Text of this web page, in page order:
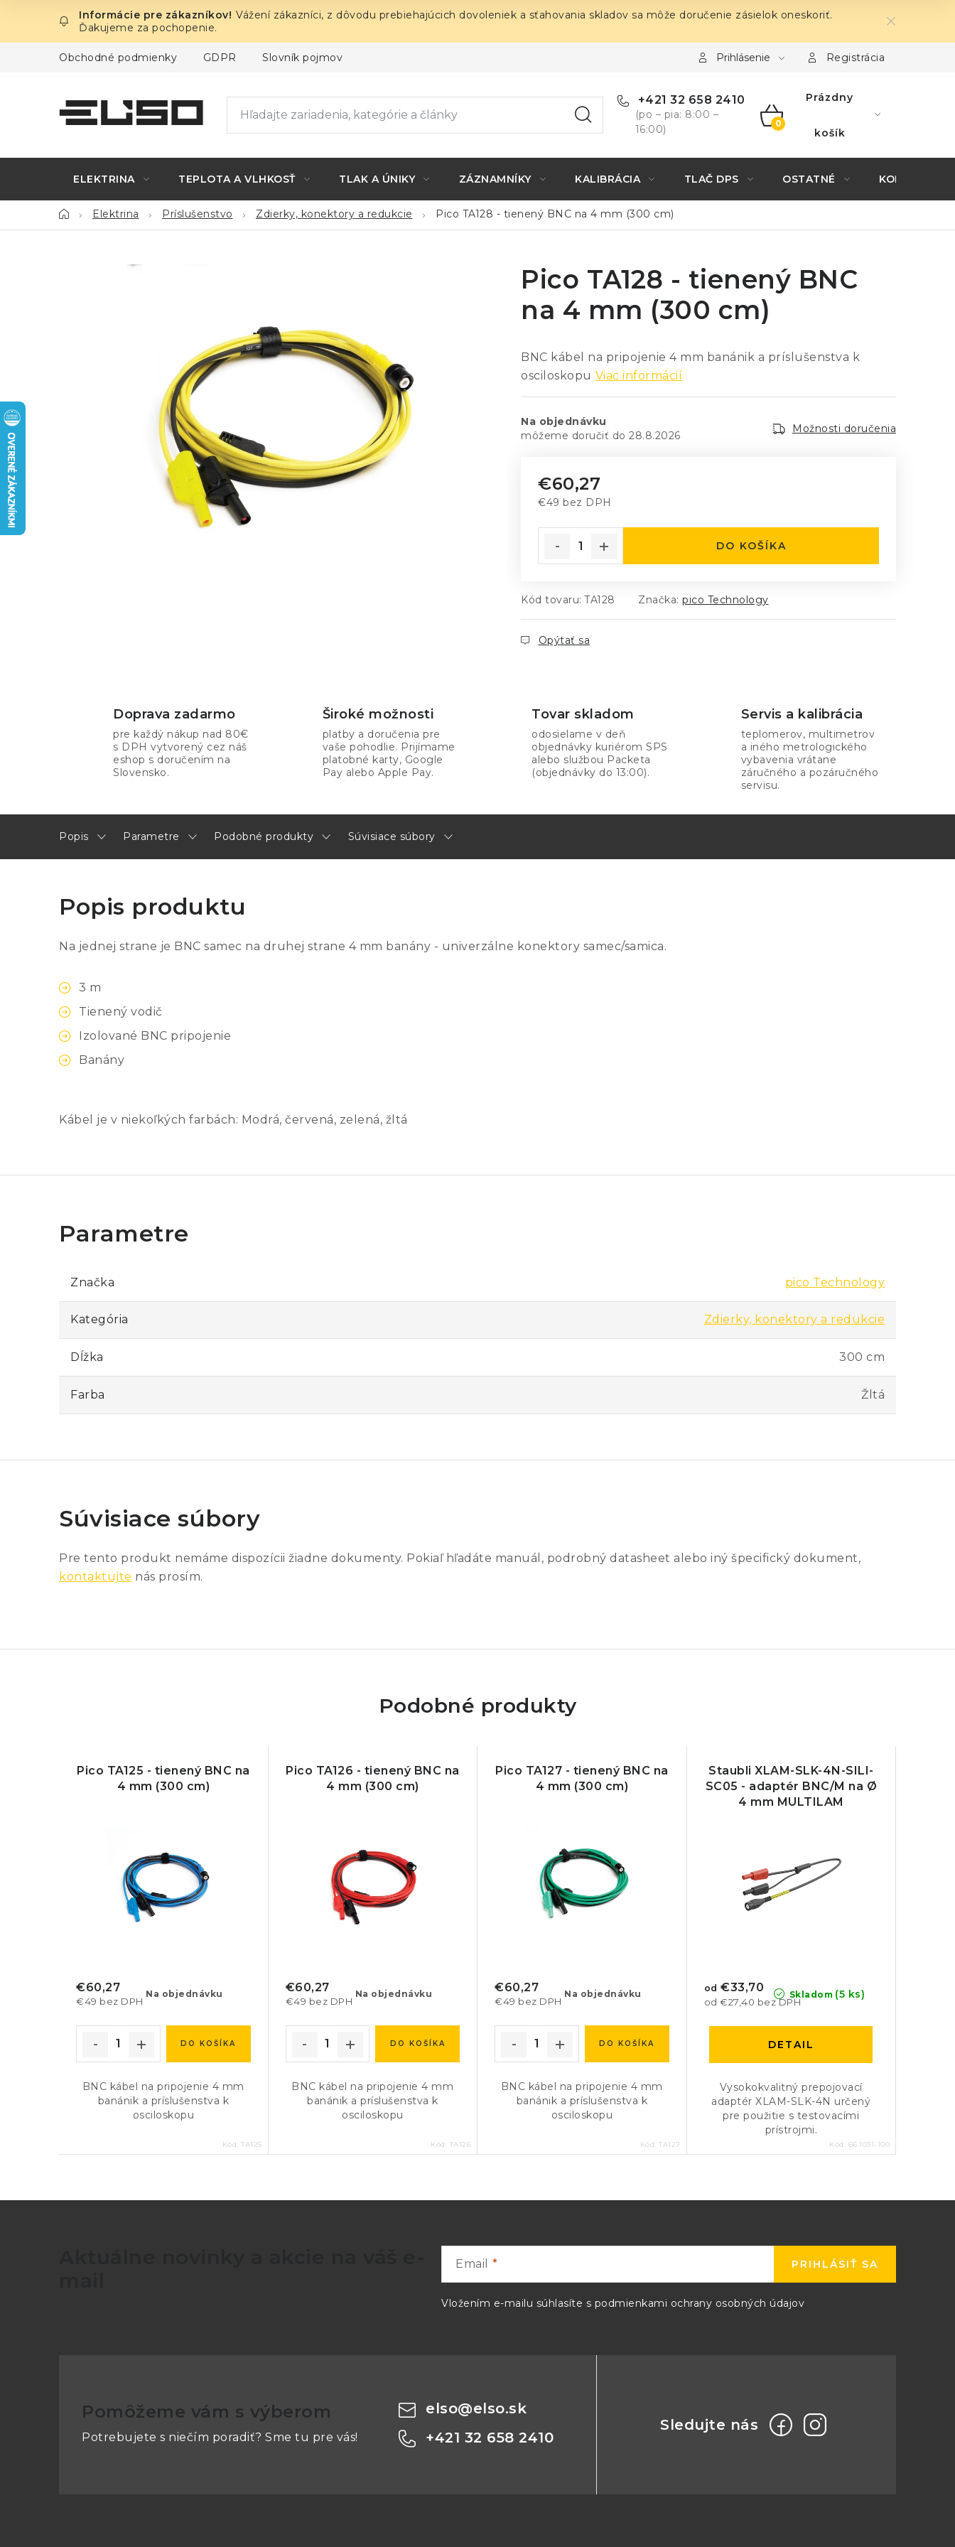
obsah
Vážení zákazníci, z dôvodu prebiehajúcich dovoleniek a sťahovania skladov sa môže doručenie zásielok oneskoriť.
Ďakujeme za pochopenie.
Obchodné podmienky GDPR Slovník pojmov Prihlásenie Registrácia
+421 32 658 2410
(po – pia: 8:00 –
16:00)
NÁKUPNÝ
Prázdny
košík
ELEKTRINA TEPLOTA A VLHKOSŤ TLAK A ÚNIKY ZÁZNAMNÍKY KALIBRÁCIA TLAČ DPS OSTATNÉ KONTAKTY
DomovElektrina Príslušenstvo Zdierky, konektory a redukcie Pico TA128 - tienený BNC na 4 mm (300 cm)
Pico TA128 - tienený BNC
na 4 mm (300 cm)
BNC kábel na pripojenie 4 mm banánik a príslušenstva k
osciloskopu Viac informácií
Na objednávku
28.8.2026
Možnosti doručenia
€60,27
€49 bez DPH
DO KOŠÍKA
Kód tovaru: TA128 Značka: pico Technology
Opýtať sa
Doprava zadarmo
pre každý nákup nad 80€
s DPH vytvorený cez náš
eshop s doručením na
Slovensko.
Široké možnosti
platby a doručenia pre
vaše pohodlie. Prijímame
platobné karty, Google
Pay alebo Apple Pay.
Tovar skladom
odosielame v deň
objednávky kuriérom SPS
alebo službou Packeta
(objednávky do 13:00).
Servis a kalibrácia
teplomerov, multimetrov
a iného metrologického
vybavenia vrátane
záručného a pozáručného
servisu.
Popis Parametre Podobné produkty Súvisiace súbory
Popis produktu
Na jednej strane je BNC samec na druhej strane 4 mm banány - univerzálne konektory samec/samica.
3 m
Tienený vodič
Izolované BNC pripojenie
Banány
Kábel je v niekoľkých farbách: Modrá, červená, zelená, žltá
Značka pico Technology
Kategória Zdierky, konektory a redukcie
Dĺžka 300 cm
Farba Žltá
Súvisiace súbory
Pre tento produkt nemáme dispozícii žiadne dokumenty. Pokiaľ hľadáte manuál, podrobný datasheet alebo iný špecifický dokument,
kontaktujte nás prosím.
Podobné produkty
Pico TA125 - tienený BNC na
4 mm (300 cm)
Na objednávku
€49 bez DPH
€60,27
DO KOŠÍKA
BNC kábel na pripojenie 4 mm
banánik a príslušenstva k
osciloskopu
Kód: TA125
Pico TA126 - tienený BNC na
4 mm (300 cm)
Na objednávku
€49 bez DPH
€60,27
DO KOŠÍKA
BNC kábel na pripojenie 4 mm
banánik a príslušenstva k
osciloskopu
Kód: TA126
Pico TA127 - tienený BNC na
4 mm (300 cm)
Na objednávku
€49 bez DPH
€60,27
DO KOŠÍKA
BNC kábel na pripojenie 4 mm
banánik a príslušenstva k
osciloskopu
Kód: TA127
Staubli XLAM-SLK-4N-SILI-
SC05 - adaptér BNC/M na Ø
4 mm MULTILAM
Skladom (5 ks)
od €27,40 bez DPH
od €33,70
DETAIL
Vysokokvalitný prepojovací
adaptér XLAM-SLK-4N určený
pre použitie s testovacími
prístrojmi.
Kód: 66.1031-100
Email
Vložením e-mailu súhlasíte s podmienkami ochrany osobných údajov
PRIHLÁSIŤ SA
Pomôžeme vám s výberom
Potrebujete s niečím poradiť? Sme tu pre vás!
elso@elso.sk
+421 32 658 2410